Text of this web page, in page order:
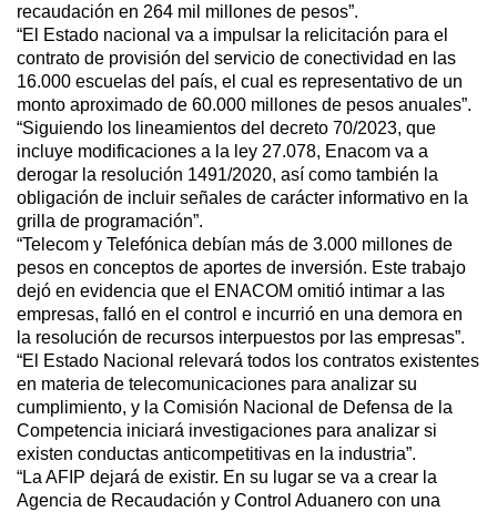
recaudación en 264 mil millones de pesos”.
“El Estado nacional va a impulsar la relicitación para el
contrato de provisión del servicio de conectividad en las
16.000 escuelas del país, el cual es representativo de un
monto aproximado de 60.000 millones de pesos anuales”.
“Siguiendo los lineamientos del decreto 70/2023, que
incluye modificaciones a la ley 27.078, Enacom va a
derogar la resolución 1491/2020, así como también la
obligación de incluir señales de carácter informativo en la
grilla de programación”.
“Telecom y Telefónica debían más de 3.000 millones de
pesos en conceptos de aportes de inversión. Este trabajo
dejó en evidencia que el ENACOM omitió intimar a las
empresas, falló en el control e incurrió en una demora en
la resolución de recursos interpuestos por las empresas”.
“El Estado Nacional relevará todos los contratos existentes
en materia de telecomunicaciones para analizar su
cumplimiento, y la Comisión Nacional de Defensa de la
Competencia iniciará investigaciones para analizar si
existen conductas anticompetitivas en la industria”.
“La AFIP dejará de existir. En su lugar se va a crear la
Agencia de Recaudación y Control Aduanero con una